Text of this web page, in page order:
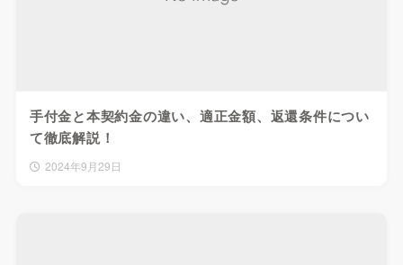
手付金と本契約金の違い、適正金額、返還条件につい
て徹底解説！
2024年9月29日